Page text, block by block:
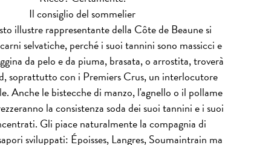
Il consiglio del sommelier
illustre rappresentante della Côte de Beaune si
selvatiche, perché i suoi tannini sono massicci e
da pelo e da piuma, brasata, o arrostita, troverà
soprattutto con i Premiers Crus, un interlocutore
Anche le bistecche di manzo, l'agnello o il pollame
la consistenza soda dei suoi tannini e i suoi
Gli piace naturalmente la compagnia di
sviluppati: Époisses, Langres, Soumaintrain ma